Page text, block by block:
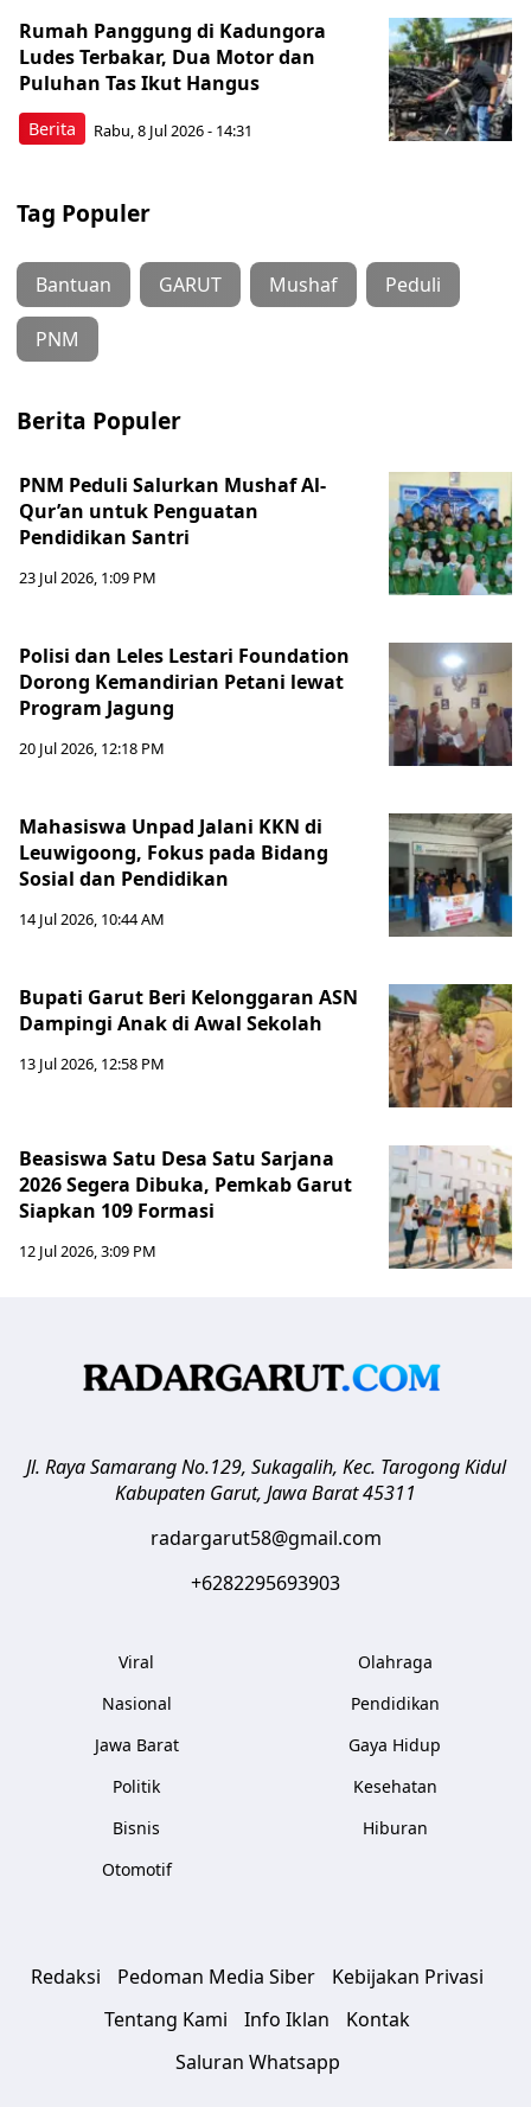
Berita
Rumah Panggung di Kadungora
Ludes Terbakar, Dua Motor dan
Puluhan Tas Ikut Hangus
Rabu, 8 Jul 2026 - 14:31
Tag Populer
Bantuan GARUT Mushaf Peduli
PNM
Berita Populer
PNM Peduli Salurkan Mushaf Al-
Qur’an untuk Penguatan
Pendidikan Santri
23 Jul 2026, 1:09 PM
Polisi dan Leles Lestari Foundation
Dorong Kemandirian Petani lewat
Program Jagung
20 Jul 2026, 12:18 PM
Mahasiswa Unpad Jalani KKN di
Leuwigoong, Fokus pada Bidang
Sosial dan Pendidikan
14 Jul 2026, 10:44 AM
Bupati Garut Beri Kelonggaran ASN
Dampingi Anak di Awal Sekolah
13 Jul 2026, 12:58 PM
Beasiswa Satu Desa Satu Sarjana
2026 Segera Dibuka, Pemkab Garut
Siapkan 109 Formasi
12 Jul 2026, 3:09 PM
Jl. Raya Samarang No.129, Sukagalih, Kec. Tarogong Kidul
Kabupaten Garut, Jawa Barat45311
radargarut58@gmail.com
+6282295693903
Viral
Nasional
Jawa Barat
Politik
Bisnis
Otomotif
Olahraga
Pendidikan
Gaya Hidup
Kesehatan
Hiburan
Redaksi Pedoman Media Siber
Kebijakan Privasi
Tentang Kami
Info Iklan
Kontak
Saluran Whatsapp